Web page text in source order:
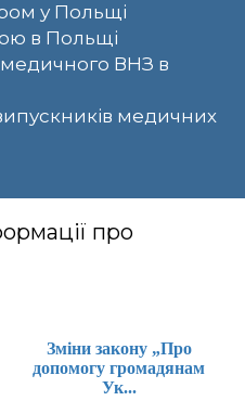
у Польщі
в Польщі
ВНЗ в
медичних
про
Зміни закону „Про
допомогу громадянам
Ук...